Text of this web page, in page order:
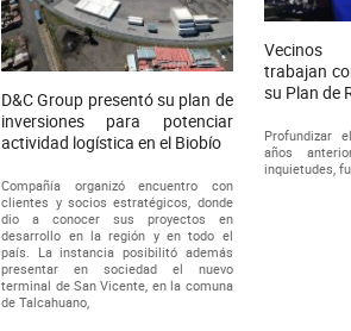
D&C Group presentó su plan de
inversiones para potenciar
actividad logística en el Biobío
Compañía organizó encuentro con
clientes y socios estratégicos, donde
dio a conocer sus proyectos en
desarrollo en la región y en todo el
país. La instancia posibilitó además
presentar en sociedad el nuevo
terminal de San Vicente, en la comuna
de Talcahuano,
Vecinos
trabajan
su Plan de
Profundizar
años
inquietudes,